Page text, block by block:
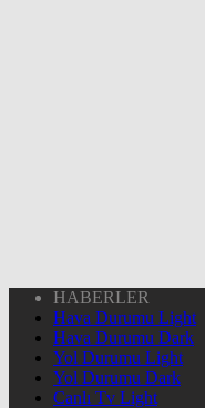
HABERLER
Hava Durumu Light
Hava Durumu Dark
Yol Durumu Light
Yol Durumu Dark
Canlı Tv Light